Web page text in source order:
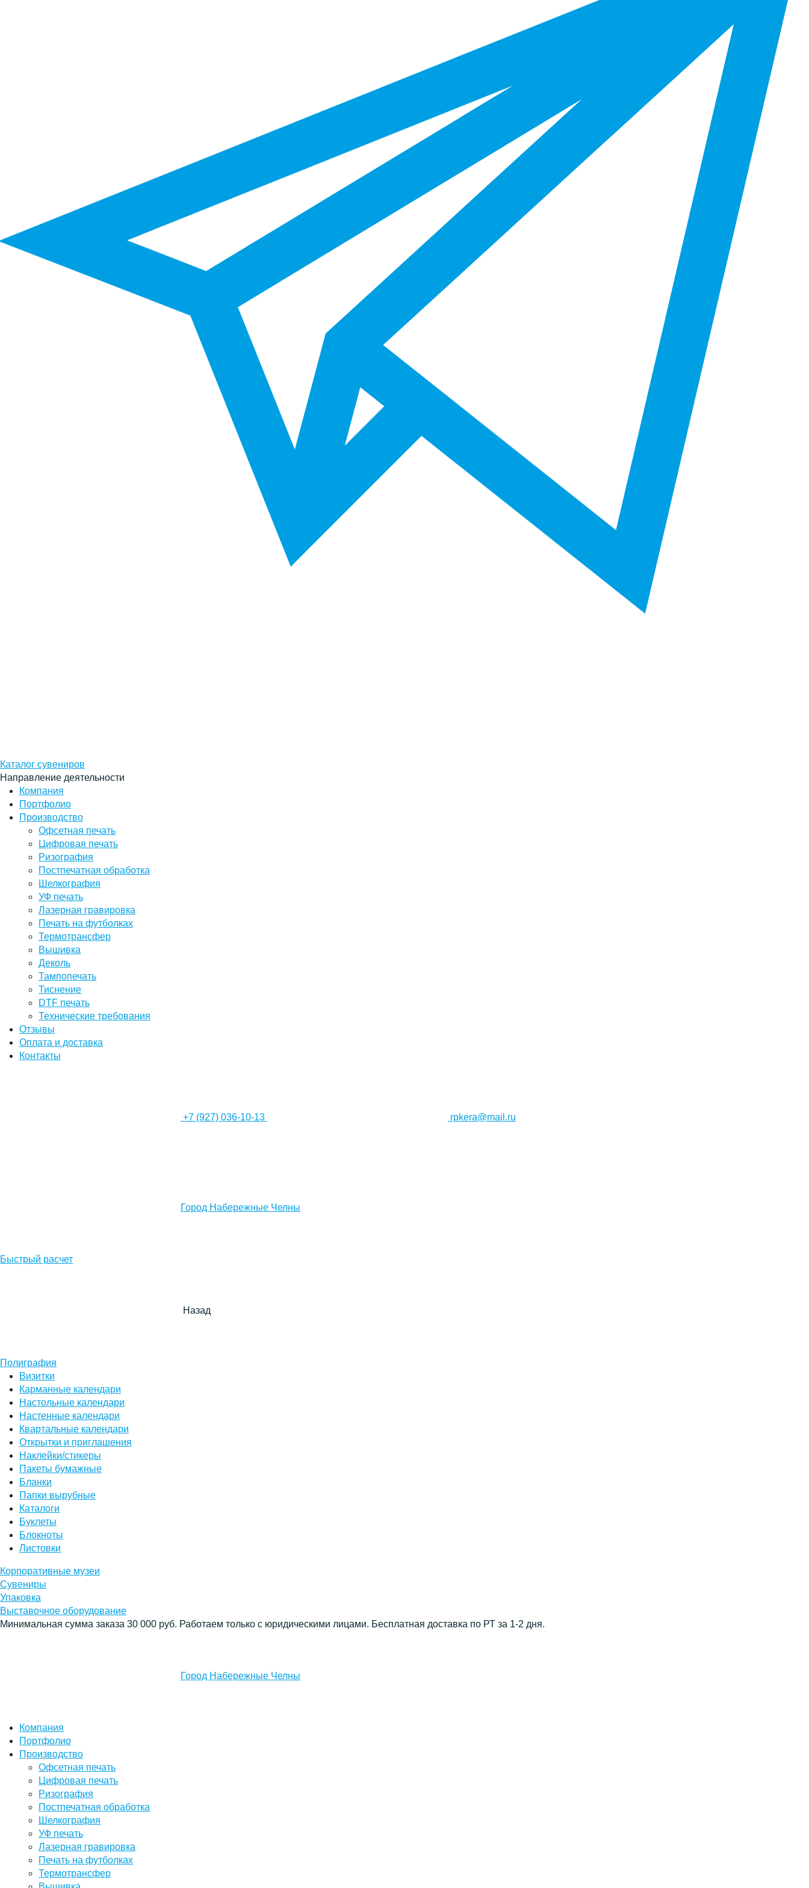
Каталог сувениров
Направление деятельности
Компания
Портфолио
Производство
Офсетная печать
Цифровая печать
Ризография
Постпечатная обработка
Шелкография
УФ печать
Лазерная гравировка
Печать на футболках
Термотрансфер
Вышивка
Деколь
Тампопечать
Тиснение
DTF печать
Технические требования
Отзывы
Оплата и доставка
Контакты
+7 (927) 036-10-13 rpkera@mail.ru
Город Набережные Челны
Быстрый расчет
Назад
Полиграфия
Визитки
Карманные календари
Настольные календари
Настенные календари
Квартальные календари
Открытки и приглашения
Наклейки/стикеры
Пакеты бумажные
Бланки
Папки вырубные
Каталоги
Буклеты
Блокноты
Листовки
Корпоративные музеи
Сувениры
Упаковка
Выставочное оборудование
Минимальная сумма заказа 30 000 руб. Работаем только с юридическими лицами. Бесплатная доставка по РТ за 1-2 дня.
Город Набережные Челны
Компания
Портфолио
Производство
Офсетная печать
Цифровая печать
Ризография
Постпечатная обработка
Шелкография
УФ печать
Лазерная гравировка
Печать на футболках
Термотрансфер